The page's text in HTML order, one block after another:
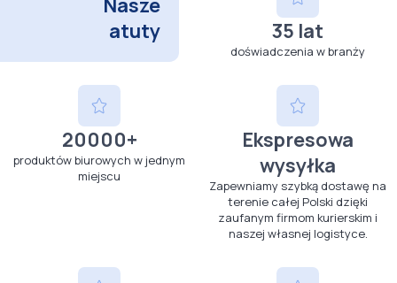
atuty
35 lat
doświadczenia w branży
20000+
produktów biurowych w jednym
miejscu
Ekspresowa
wysyłka
Zapewniamy szybką dostawę na
terenie całej Polski dzięki
zaufanym firmom kurierskim i
naszej własnej logistyce.